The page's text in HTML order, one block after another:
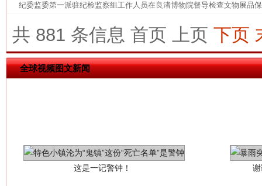
纪委监委第一派驻纪检监察组工作人员在良渚博物院督导检查文物展品
共 881 条信息 首页 上页 下页
全球视频图文新闻
网上购药对药下症？